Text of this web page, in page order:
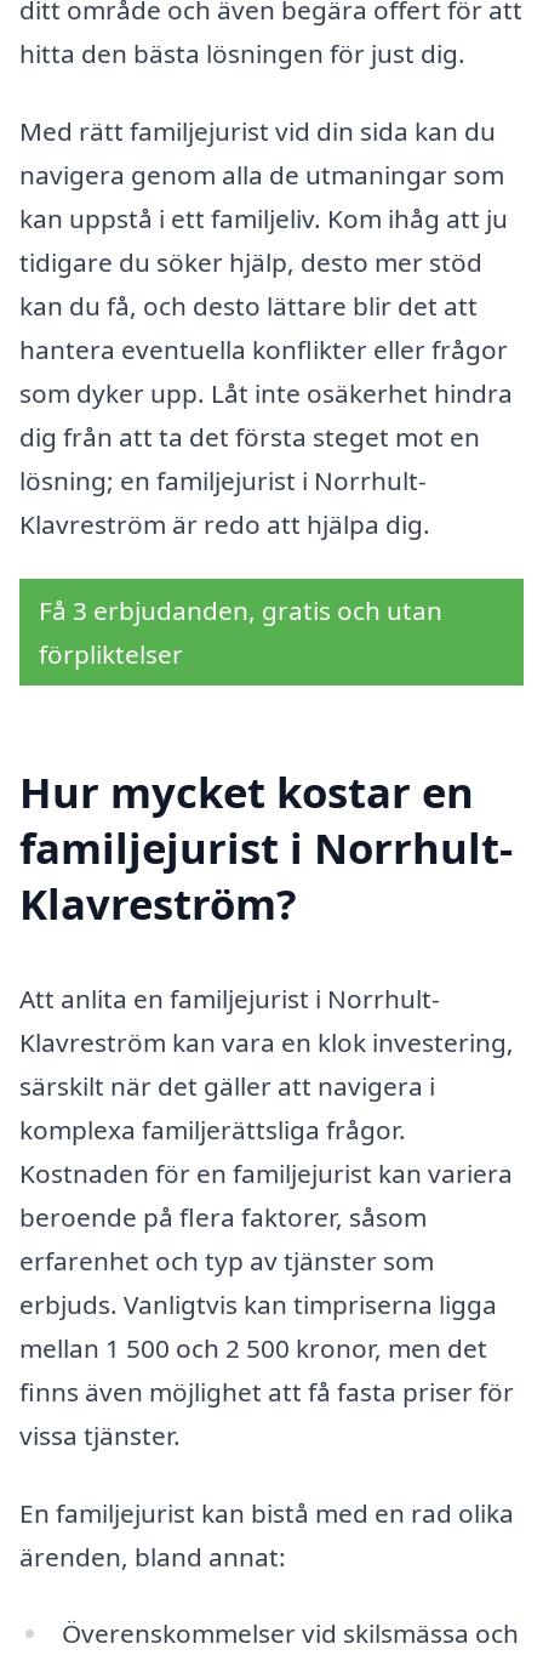
ditt område och även begära offert för att
hitta den bästa lösningen för just dig.
Med rätt familjejurist vid din sida kan du
navigera genom alla de utmaningar som
kan uppstå i ett familjeliv. Kom ihåg att ju
tidigare du söker hjälp, desto mer stöd
kan du få, och desto lättare blir det att
hantera eventuella konflikter eller frågor
som dyker upp. Låt inte osäkerhet hindra
dig från att ta det första steget mot en
lösning; en familjejurist i Norrhult-
Klavreström är redo att hjälpa dig.
Få 3 erbjudanden, gratis och utan
förpliktelser
Hur mycket kostar en
familjejurist i Norrhult-
Klavreström?
Att anlita en familjejurist i Norrhult-
Klavreström kan vara en klok investering,
särskilt när det gäller att navigera i
komplexa familjerättsliga frågor.
Kostnaden för en familjejurist kan variera
beroende på flera faktorer, såsom
erfarenhet och typ av tjänster som
erbjuds. Vanligtvis kan timpriserna ligga
mellan 1 500 och 2 500 kronor, men det
finns även möjlighet att få fasta priser för
vissa tjänster.
En familjejurist kan bistå med en rad olika
ärenden, bland annat:
Överenskommelser vid skilsmässa och